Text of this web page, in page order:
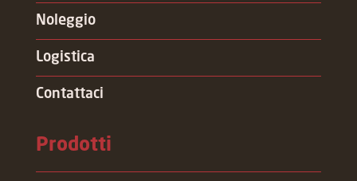
Noleggio
Logistica
Contattaci
Prodotti